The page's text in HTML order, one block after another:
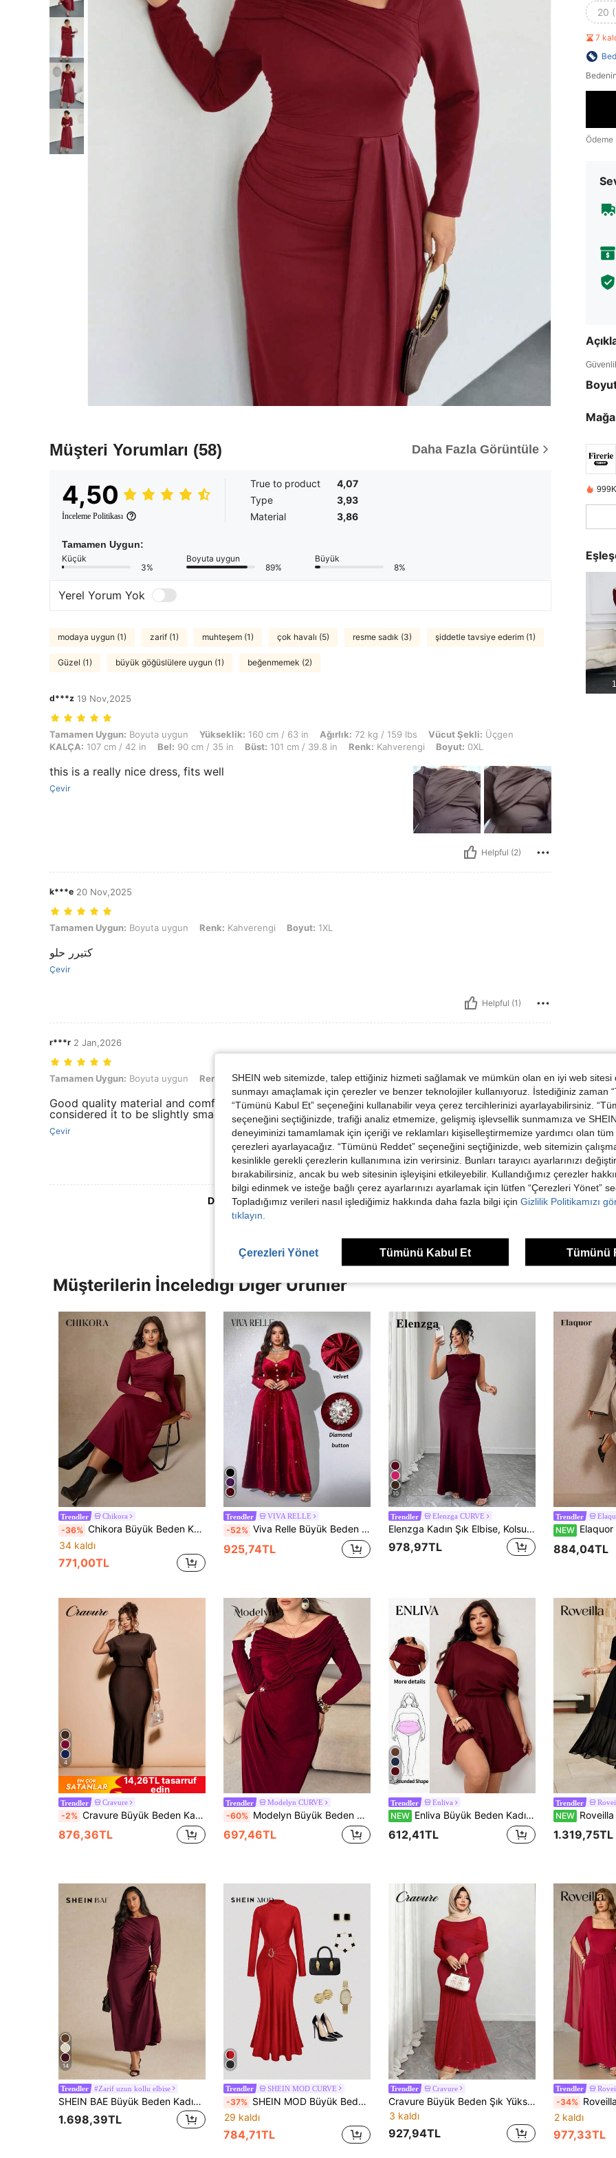
Müşteri Yorumları (58) Daha Fazla Görüntüle
4,50
İnceleme Politikası
True to product
4,07
Type
3,93
Material
3,86
Tamamen Uygun:
Küçük
3%
Boyuta uygun
89%
Büyük
8%
Yerel Yorum Yok
modaya uygun (1) zarif (1) muhteşem (1) çok havalı (5) resme sadık (3) şiddetle tavsiye ederim (1)
Güzel (1) büyük göğüslülere uygun (1) beğenmemek (2)
d***z 19 Nov,2025
Tamamen Uygun: Boyuta uygun, Yükseklik: 160 cm / 63 in, Ağırlık: 72 kg / 159 lbs, Vücut Şekli: Üçgen, KALÇA: 107 cm / 42 in, Bel: 90 cm / 35 in,
Tamamen Uygun: Boyuta uygun Yükseklik: 160 cm / 63 in Ağırlık: 72 kg / 159 lbs Vücut Şekli: Üçgen
KALÇA: 107 cm / 42 in Bel: 90 cm / 35 in Büst: 101 cm / 39.8 in Renk: Kahverengi Boyut: 0XL
this is a really nice dress, fits well
Çevir
Helpful (2)
k***e 20 Nov,2025
Tamamen Uygun: Boyuta uygun, Renk: Kahverengi, Boyut: 1XL
Tamamen Uygun: Boyuta uygun Renk: Kahverengi Boyut: 1XL
كتيرر حلو
Çevir
Helpful (1)
r***r 2 Jan,2026
Tamamen Uygun: Boyuta uygun, Renk: Kırmızı, Boyut: 4XL
Tamamen Uygun: Boyuta uygun Renk: Kırmızı Boyut:4XL
Good quality material and comfortable to wear although the neckline is hard to keep in place. I
considered it to be slightly small fitting around the tummy area
Çevir
Helpful (0)
Daha Fazla Değerlendirme Görüntüle
20
7
Ödeme
Müşterilerin İncelediği Diğer Ürünler
Trendler Chikora
-36% Chikora Büyük Beden Kadın Düz Renk Uzun Kollu Asimetrik Yaka Vücuda Oturan Elbise
34 kaldı
771,00TL
Trendler VIVA RELLE
-52% Viva Relle Büyük Beden Kadınlar İçin Zarif Romantik Parti Elbisesi, V Yaka Uzun Kollu Büzgülü Kadife Payetli Maksi Elbise, Yılbaşı, Tatil Balosu, Sevgililer Günü İçin Uygundur
925,74TL
10
Trendler Elenzga CURVE
Elenzga Kadın Şık Elbise, Kolsuz Yuvarlak Yaka A-Kesim Silüet, Büzgülü Bel Tasarımı, Düz Renk Örme Kumaş
978,97TL
Trendler
NEW Elaquor Büyük
884,04TL
4
14,26TL tasarruf
edin
Trendler Cravure
-2% Cravure Büyük Beden Kadın Düz Renk Dik Yaka Zarif Belden Sıkılaştırılmış Parti Elbisesi
876,36TL
Trendler Modelyn CURVE
-60% Modelyn Büyük Beden Kadınlar İçin Şık Omuzdan Bağlamalı Bel Uzun Kollu Metalik Dekorlu Elbise
697,46TL
6
Trendler Enliva
NEW Enliva Büyük Beden Kadın Günlük İşe Gidiş Düz Renk Asimetrik Yaka Bel Oturtmalı A Kesim Elbise, Yazlık Kahverengi Şık Elbise, Çikolata Kahvesi Elbise, Kahve Kahvesi Elbise, Bordo Düğün Davetlisi Elbisesi, Bahar Kadın Kıyafeti, Bahar Kadın Kıyafeti
612,41TL
Trendler
NEW Roveilla Büyük Beden Fransız Stili Dokuma
1.319,75TL
14
Trendler #Zarif uzun kollu elbise
SHEIN BAE Büyük Beden Kadın Zarif Uzun Kollu Pileli Elbise, Sarı, Sonbahar/Kış, Sevgililer Günü, Kadınlar İçin Sevgililer Günü Kombini, Zarif Parti Elbisesi
1.698,39TL
Trendler SHEIN MOD CURVE
-37% SHEIN MOD Büyük Beden Kadın Düz Renk Dik Yaka Uzun Kollu Metal Bel Detaylı Balık Kuyruğu Etekli Zarif Elbise
29 kaldı
784,71TL
Trendler Cravure
Cravure Büyük Beden Şık Yüksek Yakalı File Detaylı Elbise
3 kaldı
927,94TL
Trendler
-34% Roveilla Büyük Beden Kadınlar İçin Yeni Zarif Romantik Kırmızı Şifon Kollu, Belden Vücuda Oturan, Büzgülü Uzun Elbise, İlkbahar/Yaz Bordo Büyük Beden
2 kaldı
977,33TL
SHEIN web sitemizde, talep ettiğiniz hizmeti sağlamak ve mümkün olan en iyi web sitesi
sunmayı amaçlamak için çerezler ve benzer teknolojiler kullanıyoruz. İstediğiniz zaman
“Tümünü Kabul Et” seçeneğini kullanabilir veya çerez tercihlerinizi ayarlayabilirsiniz.
seçeneğini seçtiğinizde, trafiği analiz etmemize, gelişmiş işlevsellik sunmamıza ve
deneyiminizi tamamlamak için içeriği ve reklamları kişiselleştirmemize yardımcı olan tüm
çerezleri ayarlayacağız. “Tümünü Reddet” seçeneğini seçtiğinizde, web sitemizin
kesinlikle gerekli çerezlerin kullanımına izin verirsiniz. Bunları tarayıcı ayarlarınızı
bırakabilirsiniz, ancak bu web sitesinin işleyişini etkileyebilir. Kullandığımız çerezler
bilgi edinmek ve isteğe bağlı çerez ayarlarınızı ayarlamak için lütfen “Çerezleri Yönet”
Topladığımız verileri nasıl işlediğimiz hakkında daha fazla bilgi için Gizlilik Politikamızı
tıklayın.
Çerezleri Yönet Tümünü Kabul Et Tümünü